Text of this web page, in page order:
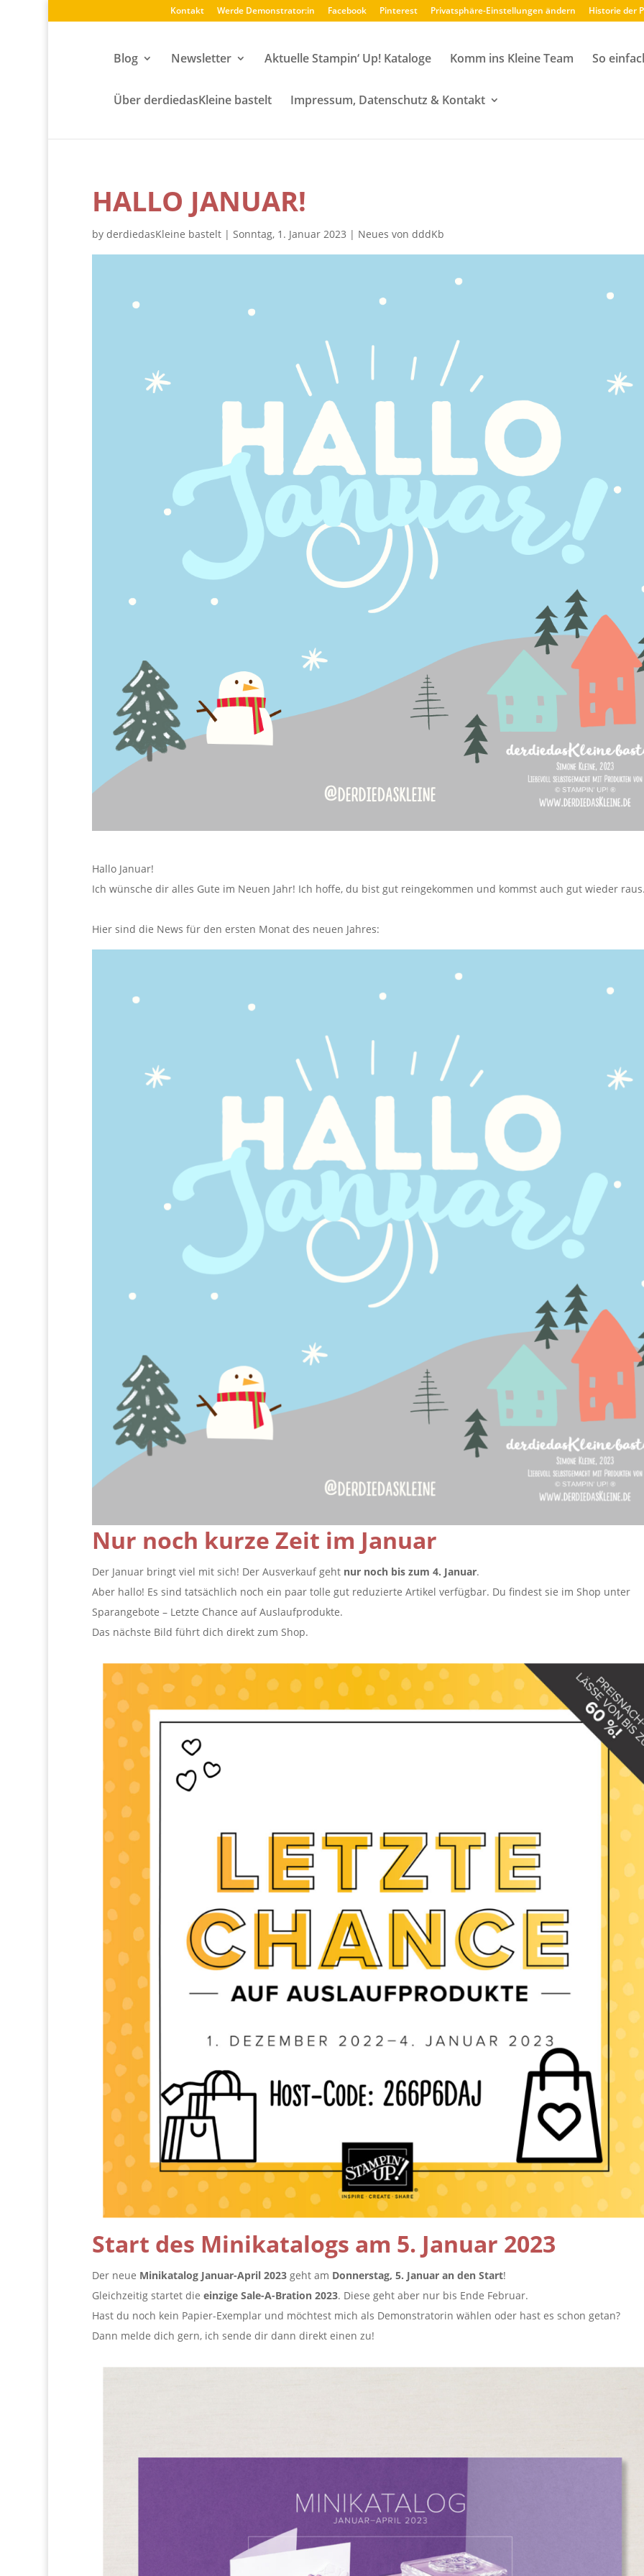
Kontakt Werde Demonstrator:in Facebook Pinterest Privatsphäre-Einstellungen ändern Historie der
Blog Newsletter Aktuelle Stampin‘ Up! Kataloge Komm ins Kleine Team So
Über derdiedasKleine bastelt Impressum, Datenschutz & Kontakt
HALLO JANUAR!
by derdiedasKleine bastelt| Sonntag, 1. Januar 2023 | Neues von dddKb
Hallo Januar!
Ich wünsche dir alles Gute im Neuen Jahr! Ich hoffe, du bist gut reingekommen und kommst auch gut wieder
Hier sind die News für den ersten Monat des neuen Jahres:
Nur noch kurze Zeit im Januar
Der Januar bringt viel mit sich! Der Ausverkauf gehtnur noch bis zum 4. Januar.
Aber hallo! Es sind tatsächlich noch ein paar tolle gut reduzierte Artikel verfügbar. Du findest sie im Shop unter
Sparangebote – Letzte Chance auf Auslaufprodukte.
Das nächste Bild führt dich direkt zum Shop.
Start des Minikatalogs am 5. Januar 2023
Der neue Minikatalog Januar-April 2023geht am Donnerstag, 5. Januar an den Start!
Gleichzeitig startet die einzige Sale-A-Bration 2023. Diese geht aber nur bis Ende Februar.
Hast du noch kein Papier-Exemplar und möchtest mich als Demonstratorin wählen oder hast es schon getan?
Dann melde dich gern, ich sende dir dann direkt einen zu!